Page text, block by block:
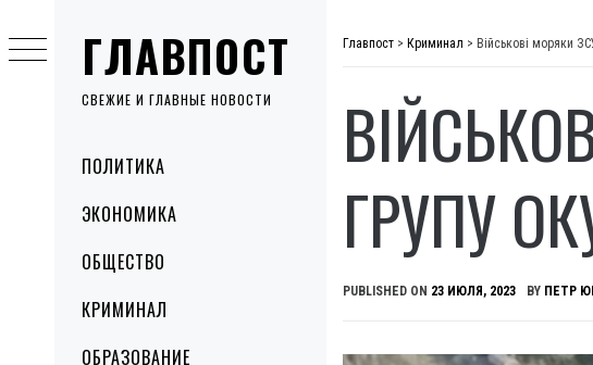
ГЛАВПОСТ
СВЕЖИЕ И ГЛАВНЫЕ НОВОСТИ
MenuПОЛИТИКА
ЭКОНОМИКА
ОБЩЕСТВО
КРИМИНАЛ
ОБРАЗОВАНИЕ
to
content
Главпост > Криминал > Військові моряки
ГРУПУ
PUBLISHED ON 23 ИЮЛЯ, 2023 BY ПЕТР